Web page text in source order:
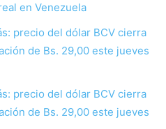
en Venezuela
precio del dólar BCV cierra
de Bs. 29,00 este jueves
precio del dólar BCV cierra
de Bs. 29,00 este jueves